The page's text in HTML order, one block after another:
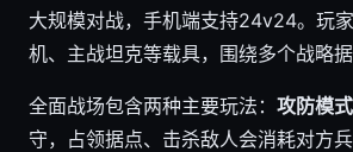
大规模对战，手机端支持24v24。玩
机、主战坦克等载具，围绕多个战略据
全面战场包含两种主要玩法： 攻防模式
守，占领据点、击杀敌人会消耗对方兵